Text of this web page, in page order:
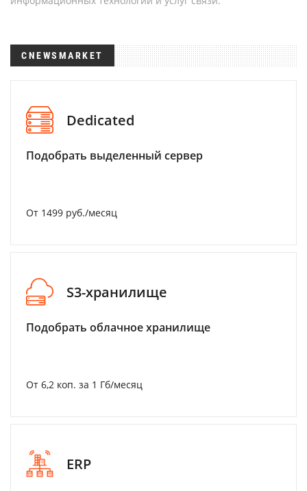
CNEWSMARKET
Dedicated
Подобрать выделенный сервер
От 1499 руб./месяц
S3-хранилище
Подобрать облачное хранилище
От 6,2 коп. за 1 Гб/месяц
ERP